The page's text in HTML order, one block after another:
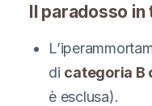
Il paradosso in
di categoria B
è esclusa).